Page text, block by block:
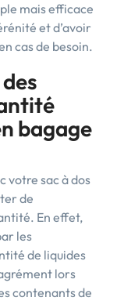
mais efficace
et d’avoir
cas de besoin.
bagage
votre sac à dos
de
En effet,
les
de liquides
lors
contenants de